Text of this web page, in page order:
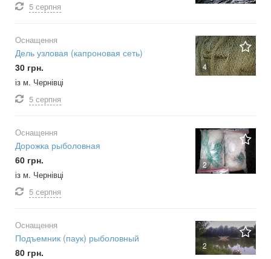
5 серпня
4
Оснащення
Дель узловая (капроновая сеть)
30 грн.
із м. Чернівці
5 серпня
2
Оснащення
Дорожка рыболовная
60 грн.
із м. Чернівці
5 серпня
2
Оснащення
Подъемник (паук) рыболовный
80 грн.